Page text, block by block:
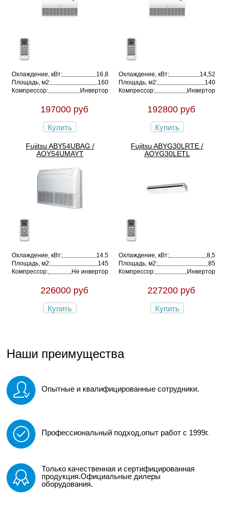
Охлаждение, кВт:
16,8
Площадь, м2:
160
Компрессор:
Инвертор
197000 руб
Купить
Охлаждение, кВт:
14,52
Площадь, м2:
140
Компрессор:
Инвертор
192800 руб
Купить
Fujitsu ABY54UBAG /
AOY54UMAYT
Охлаждение, кВт:
14.5
Площадь, м2:
145
Компрессор:
Не инвертор
226000 руб
Купить
Fujitsu ABYG30LRTE /
AOYG30LETL
Охлаждение, кВт:
8,5
Площадь, м2:
85
Компрессор:
Инвертор
227200 руб
Купить
Наши преимущества
Опытные и квалифицированные сотрудники.
Профессиональный подход,опыт работ с 1999г.
Только качественная и сертифицированная
продукция.Официальные дилеры
оборудования.